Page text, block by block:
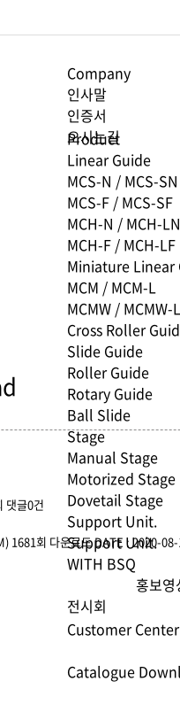
Company
인사말
인증서
오시는길
Product
Linear Guide
MCS-N / MCS-SN
MCS-F / MCS-SF
MCH-N / MCH-LN
MCH-F / MCH-LF
Miniature Linear
MCM / MCM-L
MCMW / MCMW-L
Cross Roller
Slide Guide
Roller Guide
Rotary Guide
Ball Slide
Stage
Manual Stage
Motorized Stage
Dovetail Stage
Support Unit.
Support Unit.
WITH BSQ
홍보영
전시회
Customer Center
Catalogue
댓글0건
1681회 다운로드DATE : 2020-